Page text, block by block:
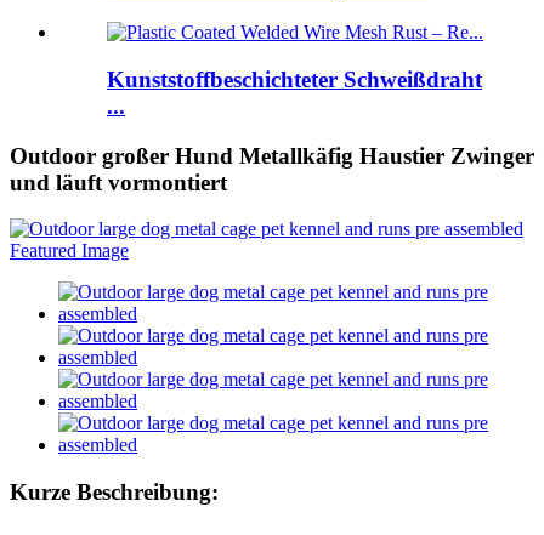
Kunststoffbeschichteter Schweißdraht
...
Outdoor großer Hund Metallkäfig Haustier Zwinger
und läuft vormontiert
Kurze Beschreibung: